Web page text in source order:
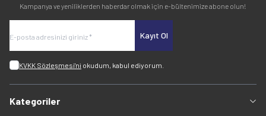
Kampanya ve yeniliklerden haberdar olmak için e-bültenimize abone olun!
Kayıt Ol
KVKK Sözleşmesi'ni okudum, kabul ediyorum.
Kategoriler